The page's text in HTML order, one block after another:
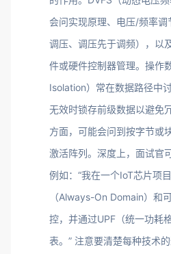
会问实现原理、电压/频率
调压、调压先于调频），以
件或硬件控制器管理。操作
Isolation）常在数据路径中
无效时锁存前级数据以避免
方面，可能会问到按字节或
激活阵列。深度上，面试官
例如：“我在一个IoT芯片项
（Always-On Domain）和
控，并通过UPF（统一功耗
表。” 注意要清楚每种技术